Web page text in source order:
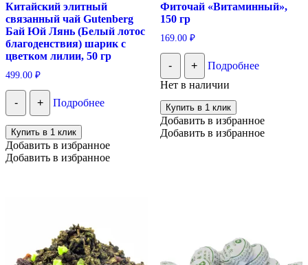
Китайский элитный
связанный чай Gutenberg
Бай Юй Лянь (Белый лотос
благоденствия) шарик с
цветком лилии, 50 гр
499.00 ₽
- + Подробнее
Купить в 1 клик
Добавить в избранное
Добавить в избранное
Фиточай «Витаминный»,
150 гр
169.00 ₽
- +
Подробнее
Нет в наличии
Купить в 1 клик
Добавить в избранное
Добавить в избранное